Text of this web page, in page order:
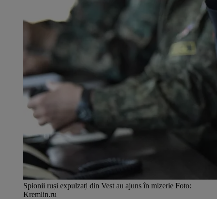
Spionii ruși expulzați din Vest au ajuns în mizerie Foto:
Kremlin.ru